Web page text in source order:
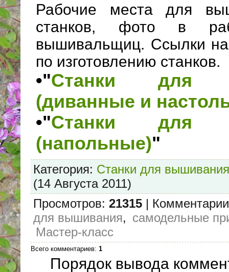
Рабочие места для
станков, фото в
вышивальщиц. Ссылки
по изготовлению станков.
•"Станки для
(диванные и
•"Станки для
(напольные)"
Категория: Станки для вышивания
(14 Августа 2011)
Просмотров: 21315 | Комментарии
для вышивания, самодельные
Мастер-класс
Всего комментариев: 1
Порядок вывода